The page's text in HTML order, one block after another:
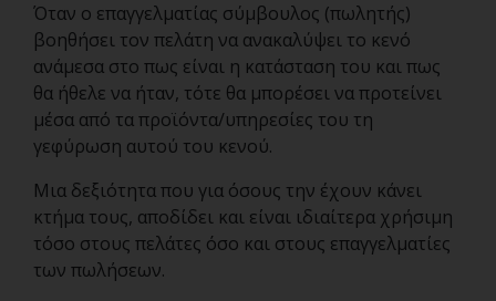
Όταν ο επαγγελματίας σύμβουλος (πωλητής)
βοηθήσει τον πελάτη να ανακαλύψει το κενό
ανάμεσα στο πως είναι η κατάσταση του και πως
θα ήθελε να ήταν, τότε θα μπορέσει να προτείνει
μέσα από τα προϊόντα/υπηρεσίες του τη
γεφύρωση αυτού του κενού.
Μια δεξιότητα που για όσους την έχουν κάνει
κτήμα τους, αποδίδει και είναι ιδιαίτερα χρήσιμη
τόσο στους πελάτες όσο και στους επαγγελματίες
των πωλήσεων.